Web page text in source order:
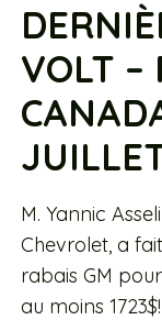
VOLT –
M. Yannic
Chevrolet, a
rabais GM
au moins 1723$!